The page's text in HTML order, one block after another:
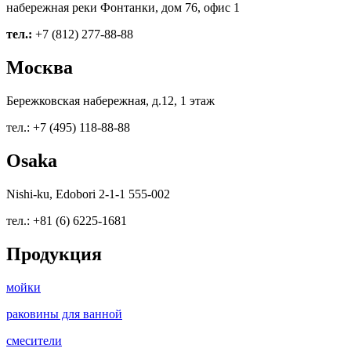
набережная реки Фонтанки, дом 76, офис 1
тел.: +7 (812) 277-88-88
Москва
Бережковская набережная, д.12, 1 этаж
тел.: +7 (495) 118-88-88
Osaka
Nishi-ku, Edobori 2-1-1 555-002
тел.: +81 (6) 6225-1681
Продукция
мойки
раковины для ванной
смесители